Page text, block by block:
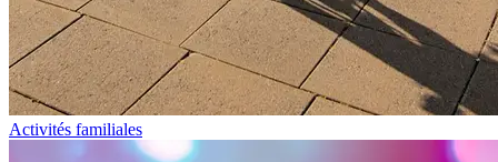
Activités familiales